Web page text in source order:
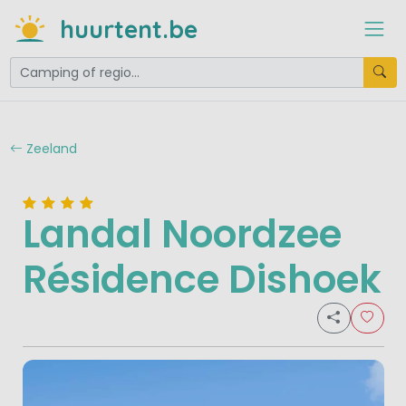
huurtent.be
Zeeland
Landal Noordzee
Résidence Dishoek